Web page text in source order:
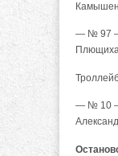
— № 97 —
— № 10 —